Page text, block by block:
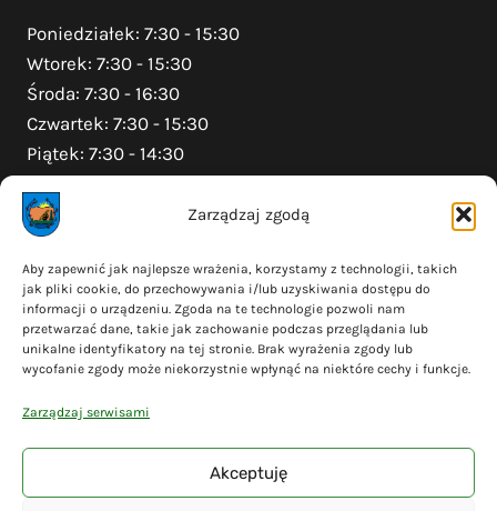
Zarządzaj zgodą
Aby zapewnić jak najlepsze wrażenia, korzystamy z technologii, takich
jak pliki cookie, do przechowywania i/lub uzyskiwania dostępu do
informacji o urządzeniu. Zgoda na te technologie pozwoli nam
przetwarzać dane, takie jak zachowanie podczas przeglądania lub
unikalne identyfikatory na tej stronie. Brak wyrażenia zgody lub
wycofanie zgody może niekorzystnie wpłynąć na niektóre cechy i funkcje.
Zarządzaj serwisami
Akceptuję
Poniedziałek: 7:30 - 15:30
Wtorek: 7:30 - 15:30
Środa: 7:30 - 16:30
Czwartek: 7:30 - 15:30
Piątek: 7:30 - 14:30
Na skróty
Polityka prywatności
Polityka plików cookies (EU)
Deklaracja dostępności
Mapa serwisu